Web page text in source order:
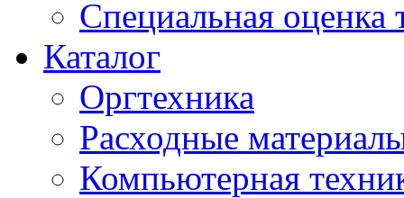
Специальная оценка
Каталог
Оргтехника
Расходные
Компьютерная